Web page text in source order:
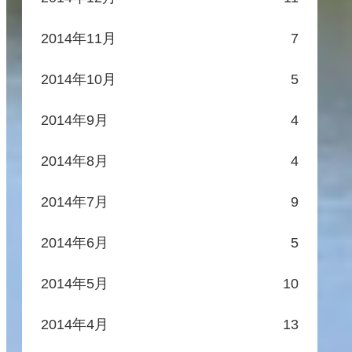
2014年11月 7
2014年10月 5
2014年9月 4
2014年8月 4
2014年7月 9
2014年6月 5
2014年5月 10
2014年4月 13